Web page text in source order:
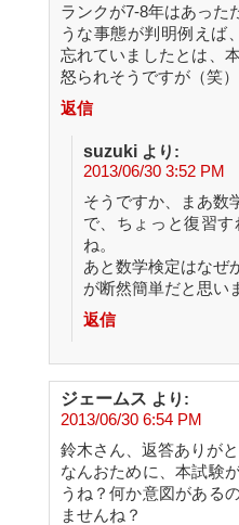
ランクが7-8年はあった
うな事態が判明例えば
忘れていましたとは、
怒られそうですが（笑
返信
suzuki より:
2013/06/30 3:52 PM
そうですか、まあ数
で、ちょっと復習
ね。
あと数学検定はなぜ
が断然簡単だと思い
返信
ジェームス より:
2013/06/30 6:54 PM
鈴木さん、返答ありが
なんおために、本試験
うね？何か意図がある
ませんね？